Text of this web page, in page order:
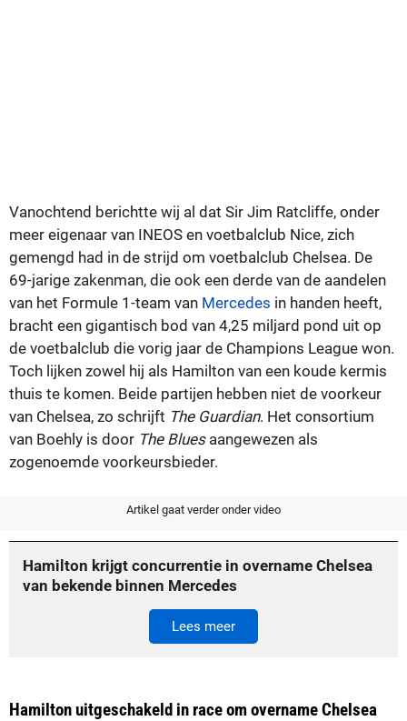
Vanochtend berichtte wij al dat Sir Jim Ratcliffe, onder
meer eigenaar van INEOS en voetbalclub Nice, zich
gemengd had in de strijd om voetbalclub Chelsea. De
69-jarige zakenman, die ook een derde van de aandelen
van het Formule 1-team van Mercedes in handen heeft,
bracht een gigantisch bod van 4,25 miljard pond uit op
de voetbalclub die vorig jaar de Champions League won.
Toch lijken zowel hij als Hamilton van een koude kermis
thuis te komen. Beide partijen hebben niet de voorkeur
van Chelsea, zo schrijft The Guardian. Het consortium
van Boehly is door The Bluesaangewezen als
zogenoemde voorkeursbieder.
Artikel gaat verder onder video
Hamilton krijgt concurrentie in overname Chelsea
van bekende binnen Mercedes
Lees meer
Hamilton uitgeschakeld in race om overname Chelsea